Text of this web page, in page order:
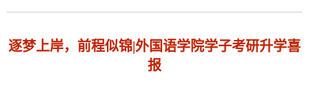
逐梦上岸，前程似锦|外国语学院学子考研升学喜
报